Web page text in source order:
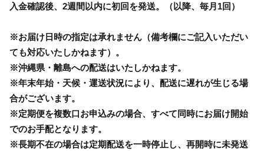
入金確認後、2週間以内に初回を発送。（以降、毎月1回）
※お届け日時の指定は承れません（備考欄にご記入いただい
ても対応いたしかねます）。
※沖縄県・離島への配送はいたしかねます。
※年末年始・天候・運送状況により、配送に遅れが生じる場
合がございます。
※定期便を複数口お申込みの場合、すべて同時にお届け開始
でのお手配となります。
※長期不在の場合は定期配送を一時停止し、再開時に未発送